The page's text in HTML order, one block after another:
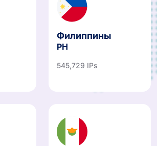
Филиппины
PH
545,729 IPs